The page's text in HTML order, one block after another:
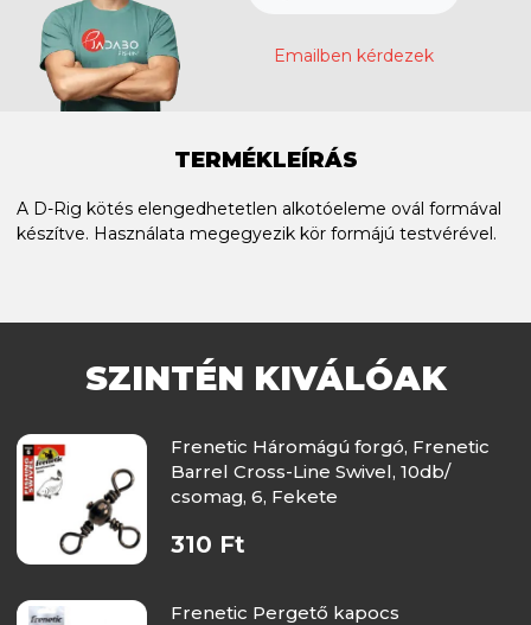
Emailben kérdezek
TERMÉKLEÍRÁS
A D-Rig kötés elengedhetetlen alkotóeleme ovál formával
készítve. Használata megegyezik kör formájú testvérével.
SZINTÉN KIVÁLÓAK
Frenetic Háromágú forgó, Frenetic
Barrel Cross-Line Swivel, 10db/
csomag, 6, Fekete
310 Ft
Frenetic Pergető kapocs